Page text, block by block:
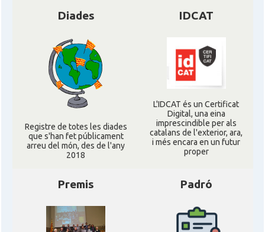
Diades
Registre de totes les diades
que s'han fet públicament
arreu del món, des de l'any
2018
IDCAT
L'IDCAT és un Certificat
Digital, una eina
imprescindible per als
catalans de l'exterior, ara,
i més encara en un futur
proper
Premis Padró